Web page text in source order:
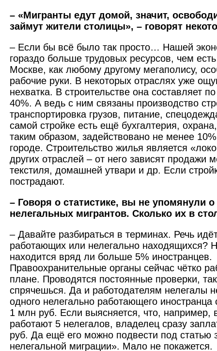
– «Мигранты едут домой, значит,
займут жители столицы», – говорят
– Если бы всё было так просто… Нашей
гораздо больше трудовых ресурсов, чем
Москве, как любому другому мегаполису,
рабочие руки. В некоторых отраслях уже
нехватка. В строительстве она составляет
40%. А ведь с ним связаны производство
транспортировка грузов, питание,
самой стройке есть ещё бухгалтерия,
таким образом, задействовано не менее
городе. Строительство жилья является
других отраслей – от него зависят продажи
текстиля, домашней утвари и др. Если
пострадают.
– Говоря о статистике, вы не упомянули о
нелегальных мигрантов. Сколько их в
– Давайте разбираться в терминах. Речь
работающих или нелегально находящихся?
находится вряд ли больше 5% иностранцев.
Правоохранительные органы сейчас чётко
плане. Проводятся постоянные проверки,
спрячешься. Да и работодателям нелегалы
одного нелегально работающего иностранца
1 млн руб. Если выясняется, что, например,
работают 5 нелегалов, владелец сразу
руб. Да ещё его можно подвести под статью
нелегальной миграции». Мало не покажется.